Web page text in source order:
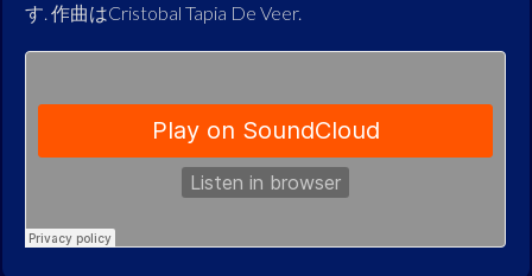
す. 作曲はCristobal Tapia De Veer.